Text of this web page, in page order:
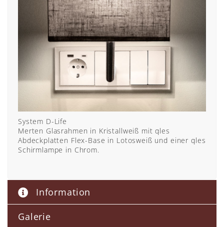
System D-Life
Merten Glasrahmen in Kristallweiß mit qles
Abdeckplatten Flex-Base in Lotosweiß und einer qles
Schirmlampe in Chrom.
Information
Galerie